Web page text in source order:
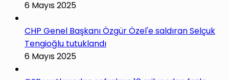
6 Mayıs 2025
CHP Genel Başkanı Özgür Özel'e saldıran Selçuk
Tengioğlu tutuklandı
6 Mayıs 2025